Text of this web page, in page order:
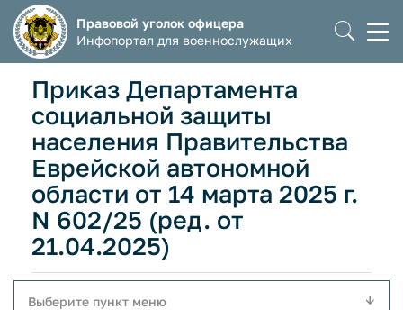
Правовой уголок офицера
Инфопортал для военнослужащих
Приказ Департамента
социальной защиты
населения Правительства
Еврейской автономной
области от 14 марта 2025 г.
N 602/25 (ред. от
21.04.2025)
Выберите пункт меню